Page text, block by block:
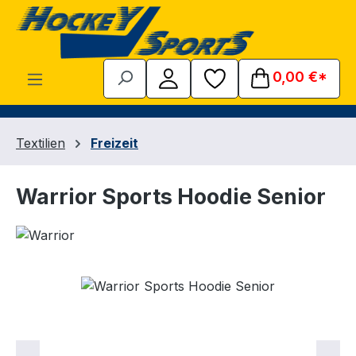
Zum Hauptinhalt springen
0,00 €*
Textilien Freizeit
Warrior Sports Hoodie Senior
Bildergalerie überspringen